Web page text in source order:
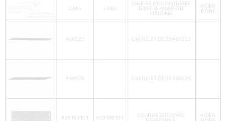
CALE CALE
CALE AR DE CONTRESEP
B2 ET TA ADAP. OU
ORIGINE
ACIER
BORE
460022 CARRELET DE 28 460022
460026 CARRELET DE 32 460026
929100101 929100101
CONTRE SEP LONG
ACIER